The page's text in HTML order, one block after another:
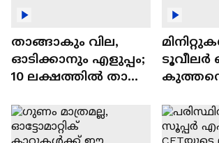
താങ്ങാകും വില,
ഓടിക്കാനും എളുപ്പം;
10 ലക്ഷത്തിൽ താഴെ
ഓട്ടോമാറ്റിക്ക്
എസ്‍യുവികൾ